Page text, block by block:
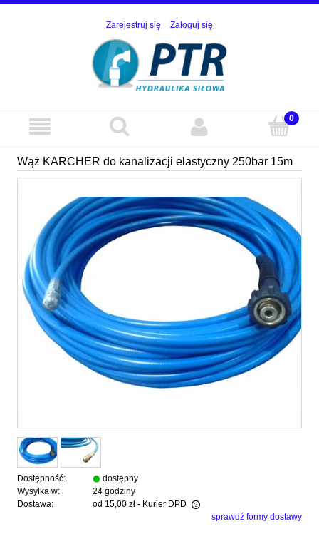
Zarejestruj się Zaloguj się
Wąż KARCHER do kanalizacji elastyczny 250bar 15m
Dostępność:
dostępny
Wysyłka w:
24 godziny
Dostawa:
od 15,00 zł - Kurier DPD
Cena nie zawiera ewentualnych kosztów płatnościsprawdź formy dostawy